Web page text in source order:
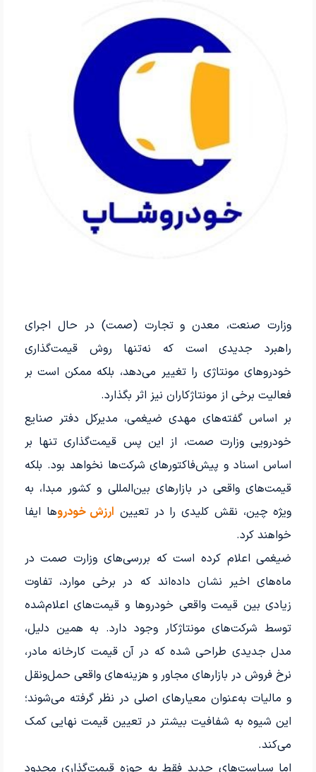
وزارت صنعت، معدن و تجارت (صمت) در حال اجرای
راهبرد جدیدی است که نه‌تنها روش قیمت‌گذاری
خودروهای مونتاژی را تغییر می‌دهد، بلکه ممکن است بر
فعالیت برخی از مونتاژکاران نیز اثر بگذارد.
بر اساس گفته‌های مهدی ضیغمی، مدیرکل دفتر صنایع
خودرویی وزارت صمت، از این پس قیمت‌گذاری تنها بر
اساس اسناد و پیش‌فاکتورهای شرکت‌ها نخواهد بود. بلکه
قیمت‌های واقعی در بازارهای بین‌المللی و کشور مبدا، به
ویژه چین، نقش کلیدی را در تعیین ارزش خودروها ایفا
خواهند کرد.
ضیغمی اعلام کرده است که بررسی‌های وزارت صمت در
ماه‌های اخیر نشان داده‌اند که در برخی موارد، تفاوت
زیادی بین قیمت واقعی خودروها و قیمت‌های اعلام‌شده
توسط شرکت‌های مونتاژکار وجود دارد. به همین دلیل،
مدل جدیدی طراحی شده که در آن قیمت کارخانه مادر،
نرخ فروش در بازارهای مجاور و هزینه‌های واقعی حمل‌ونقل
و مالیات به‌عنوان معیارهای اصلی در نظر گرفته می‌شوند؛
این شیوه به شفافیت بیشتر در تعیین قیمت نهایی کمک
می‌کند.